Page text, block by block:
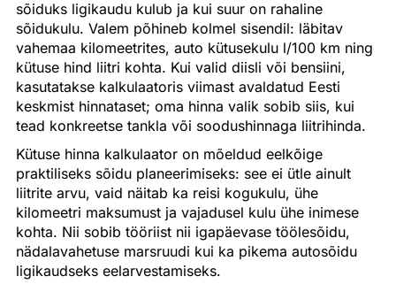
sõiduks ligikaudu kulub ja kui suur on rahaline
sõidukulu. Valem põhineb kolmel sisendil: läbitav
vahemaa kilomeetrites, auto kütusekulu l/100 km ning
kütuse hind liitri kohta. Kui valid diisli või bensiini,
kasutatakse kalkulaatoris viimast avaldatud Eesti
keskmist hinnataset; oma hinna valik sobib siis, kui
tead konkreetse tankla või soodushinnaga liitrihinda.
Kütuse hinna kalkulaator on mõeldud eelkõige
praktiliseks sõidu planeerimiseks: see ei ütle ainult
liitrite arvu, vaid näitab ka reisi kogukulu, ühe
kilomeetri maksumust ja vajadusel kulu ühe inimese
kohta. Nii sobib tööriist nii igapäevase töölesõidu,
nädalavahetuse marsruudi kui ka pikema autosõidu
ligikaudseks eelarvestamiseks.